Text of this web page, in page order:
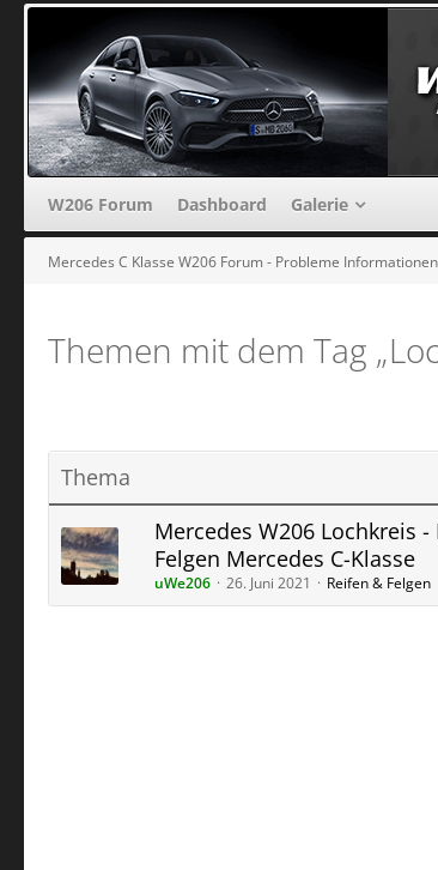
W206 Forum Dashboard Galerie
Mercedes C Klasse W206 Forum - Probleme
Themen mit dem Tag
Thema
Mercedes W206 Lochkreis -
Felgen Mercedes C-Klasse
uWe206 26. Juni 2021 Reifen & Felgen